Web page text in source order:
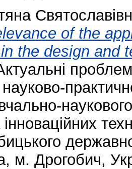
of the
the design and
м. Дрогобич,